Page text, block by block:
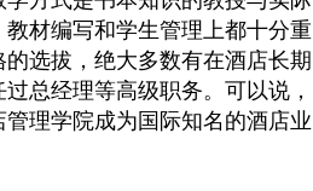
材编写和学生管理上都十分重
选拔，绝大多数有在酒店长期
总经理等高级职务。可以说，
理学院成为国际知名的酒店业